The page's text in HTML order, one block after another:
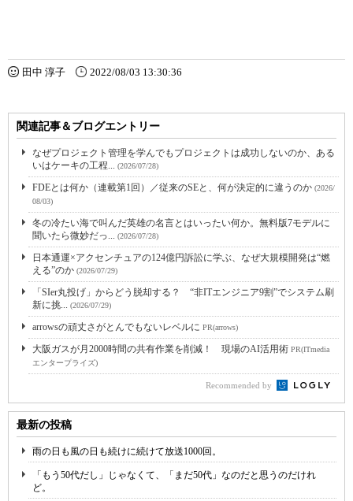
田中 淳子 2022/08/03 13:30:36
関連記事＆ブログエントリー
なぜプロジェクト管理を学んでもプロジェクトは成功しないのか、ある
いはケーキの工程... (2026/07/28)
FDEとは何か（連載第1回）／従来のSEと、何が決定的に違うのか (2026/
08/03)
冬の冷たい海で叫んだ英雄の名言とはいったい何か。無料版7モデルに
聞いたら微妙だっ... (2026/07/28)
日本通運×アクセンチュアの124億円訴訟に学ぶ、なぜ大規模開発は“燃
える”のか (2026/07/29)
「SIer丸投げ」からどう脱却する？ “非ITエンジニア9割”でシステム刷
新に挑... (2026/07/29)
arrowsの頑丈さがとんでもないレベルに PR(arrows)
大阪ガスが月2000時間の共有作業を削減！ 現場のAI活用術 PR(ITmedia
エンタープライズ)
Recommended by
最新の投稿
雨の日も風の日も続けに続けて放送1000回。
「もう50代だし」じゃなくて、「まだ50代」なのだと思うのだけれ
ど。